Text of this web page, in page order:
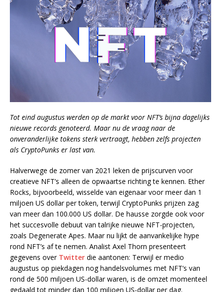
Tot eind augustus werden op de markt voor NFT’s bijna dagelijks
nieuwe records genoteerd. Maar nu de vraag naar de
onveranderlijke tokens sterk vertraagt, hebben zelfs projecten
als CryptoPunks er last van.
Halverwege de zomer van 2021 leken de prijscurven voor
creatieve NFT’s alleen de opwaartse richting te kennen. Ether
Rocks, bijvoorbeeld, wisselde van eigenaar voor meer dan 1
miljoen US dollar per token, terwijl CryptoPunks prijzen zag
van meer dan 100.000 US dollar. De hausse zorgde ook voor
het succesvolle debuut van talrijke nieuwe NFT-projecten,
zoals Degenerate Apes. Maar nu lijkt de aanvankelijke hype
rond NFT’s af te nemen. Analist Axel Thorn presenteert
gegevens over Twitter die aantonen: Terwijl er medio
augustus op piekdagen nog handelsvolumes met NFT’s van
rond de 500 miljoen US-dollar waren, is de omzet momenteel
gedaald tot minder dan 100 miljoen US-dollar per dag.